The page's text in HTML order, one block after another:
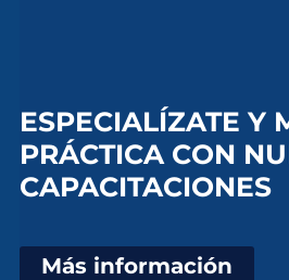
ESPECIALÍZATE Y
PRÁCTICA CON
CAPACITACIONES
Más información